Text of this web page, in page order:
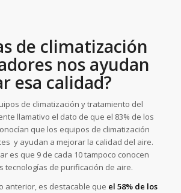
de climatización
nos ayudan
esa calidad?
de climatización y tratamiento del
llamativo el dato de que el 83% de los
que los equipos de climatización
y ayudan a mejorar la calidad del aire.
es que 9 de cada 10 tampoco conocen
tecnologías de purificación de aire.
anterior, es destacable que el 58% de los